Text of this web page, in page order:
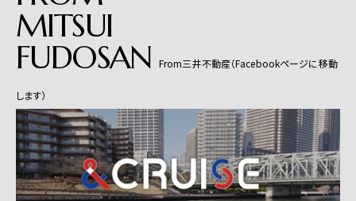
MITSUI
FUDOSAN From三井不動産（Facebookページに移動
します）